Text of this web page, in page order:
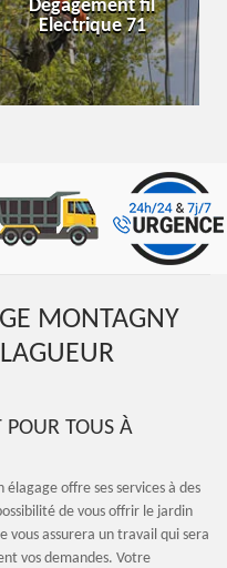
Enlevement nid de
chenille 71
MONTAGNY
POUR TOUS À
offre ses services à des
de vous offrir le jardin
vous assurera un travail qui sera
vos demandes. Votre